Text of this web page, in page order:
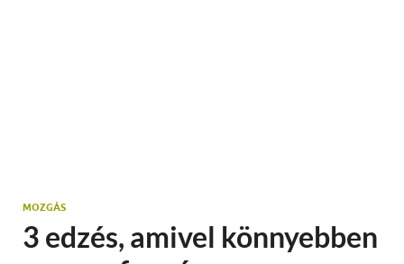
MOZGÁS
3 edzés, amivel könnyebben